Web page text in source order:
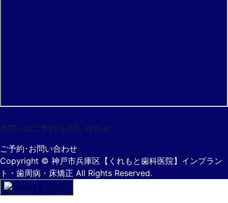
当院へのご予約･ お問い合わせ
ご予約･お問い合わせ
Copyright © 神戸市兵庫区【くれもと歯科医院】インプラン
ト・歯周病・床矯正 All Rights Reserved.